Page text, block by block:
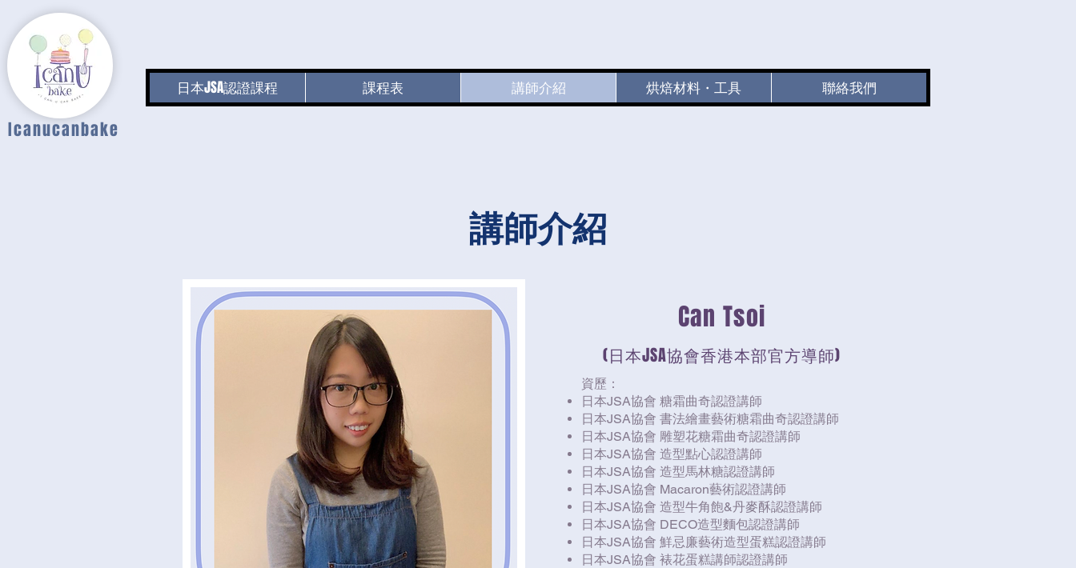
Icanucanbake
日本JSA認證課程 課程表 講師介紹 烘焙材料・工具 聯絡我們
​講師介紹
Can Tsoi
(日本JSA協會香港本部官方導師)
資歷：
日本JSA協會 糖霜曲奇認證講師
日本JSA協會 書法繪畫藝術糖霜曲奇認證講師
日本JSA協會 雕塑花糖霜曲奇認證講師
日本JSA協會 造型點心認證講師
日本JSA協會 造型馬林糖認證講師
日本JSA協會 Macaron藝術認證講師
日本JSA協會 造型牛角飽&丹麥酥認證講師
日本JSA協會 DECO造型麵包認證講師
日本JSA協會 鮮忌廉藝術造型蛋糕認證講師
日本JSA協會 裱花蛋糕講師認證講師